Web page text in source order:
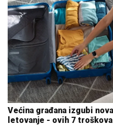
Većina građana izgubi
letovanje - ovih 7